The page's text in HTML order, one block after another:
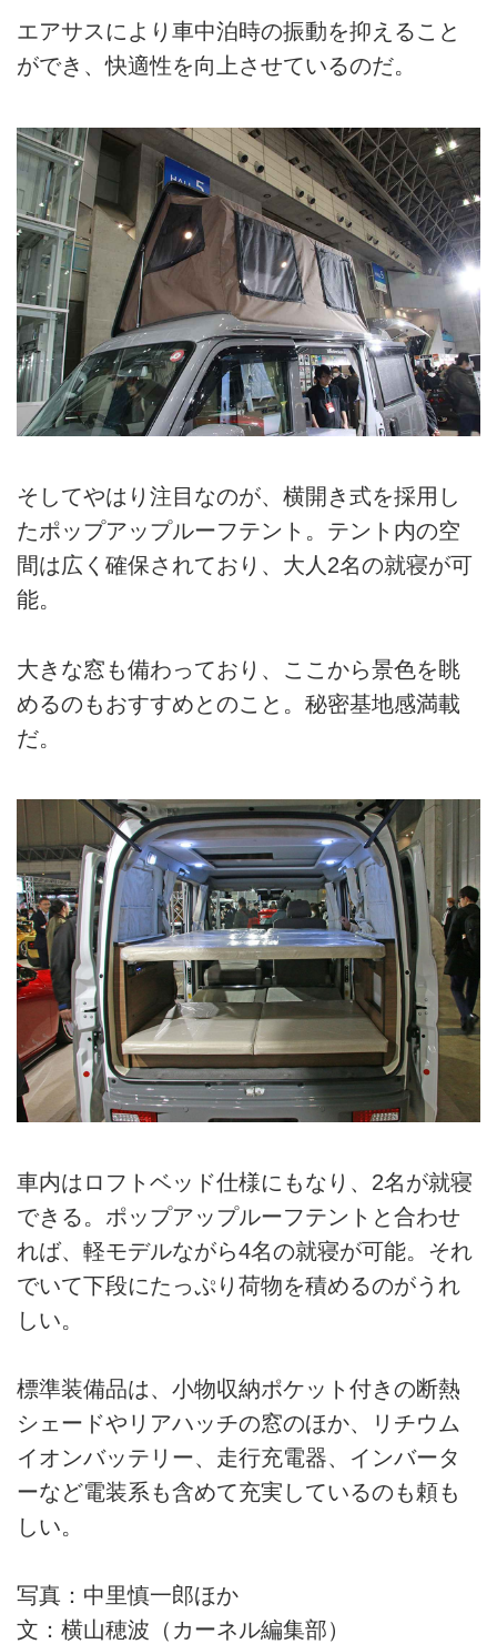
エアサスにより車中泊時の振動を抑えること
ができ、快適性を向上させているのだ。
そしてやはり注目なのが、横開き式を採用し
たポップアップルーフテント。テント内の空
間は広く確保されており、大人2名の就寝が可
能。
大きな窓も備わっており、ここから景色を眺
めるのもおすすめとのこと。秘密基地感満載
だ。
車内はロフトベッド仕様にもなり、2名が就寝
できる。ポップアップルーフテントと合わせ
れば、軽モデルながら4名の就寝が可能。それ
でいて下段にたっぷり荷物を積めるのがうれ
しい。
標準装備品は、小物収納ポケット付きの断熱
シェードやリアハッチの窓のほか、リチウム
イオンバッテリー、走行充電器、インバータ
ーなど電装系も含めて充実しているのも頼も
しい。
写真：中里慎一郎ほか
文：横山穂波（カーネル編集部）